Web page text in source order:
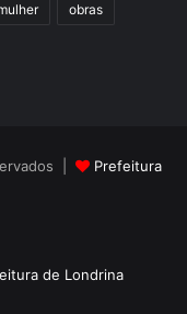
obras
|
Prefeitura
de Londrina